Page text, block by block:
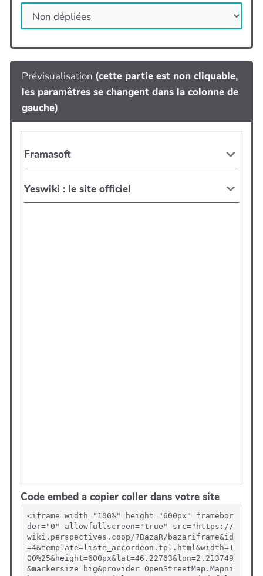
Prévisualisation (cette partie est non cliquable,
les paramêtres se changent dans la colonne de
gauche)
Code embed a copier coller dans votre site
<iframe width="100%" height="600px" framebor
der="0" allowfullscreen="true" src="https://
wiki.perspectives.coop/?BazaR/bazariframe&id
=4&template=liste_accordeon.tpl.html&width=1
00%25&height=600px&lat=46.22763&lon=2.213749
&markersize=big&provider=OpenStreetMap.Mapni